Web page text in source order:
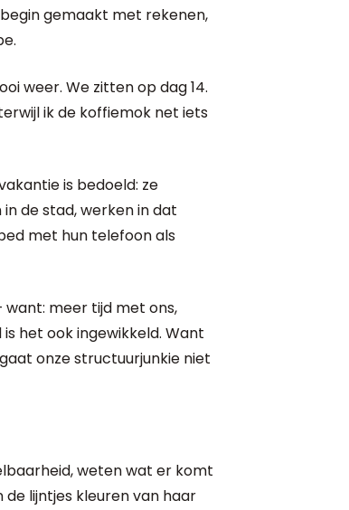
gemaakt met rekenen,
weer. We zitten op dag 14.
ik de koffiemok net iets
is bedoeld: ze
de stad, werken in dat
met hun telefoon als
want: meer tijd met ons,
het ook ingewikkeld. Want
onze structuurjunkie niet
weten wat er komt
lijntjes kleuren van haar